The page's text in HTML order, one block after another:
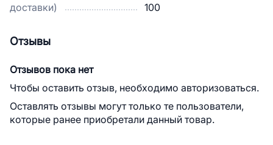
доставки)
100
Отзывы
Отзывов пока нет
Чтобы оставить отзыв, необходимо авторизоваться.
Оставлять отзывы могут только те пользователи,
которые ранее приобретали данный товар.